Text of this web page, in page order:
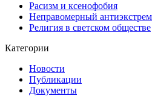
Расизм и ксенофобия
Неправомерный
Религия в светском обществе
Категории
Новости
Публикации
Документы